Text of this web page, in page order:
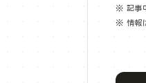
※ 記事
※ 情報